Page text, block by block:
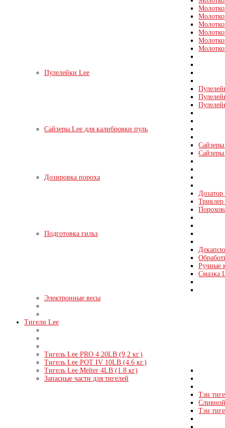
Пулелейки Lee
Сайзеры Lee для калибровки пуль
Дозировка пороха
Подготовка гильз
Ручные
Смазка
Электронные весы
Тигели Lee
Тигель Lee PRO 4 20LB (9,2 кг.)
Тигель Lee POT IV 10LB (4.6 кг.)
Тигель Lee Melter 4LB (1.8 кг)
Запасные части для тигелей
Тэн
Тэн